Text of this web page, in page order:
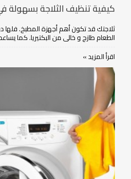
كيفية تنظيف الثلاجة بسهولة في 7
ثلاجتك قد تكون أهم أجهزة المطبخ. فلها
الطعام طازج و خالي من البكتيريا. كما
اقرأ المزيد »